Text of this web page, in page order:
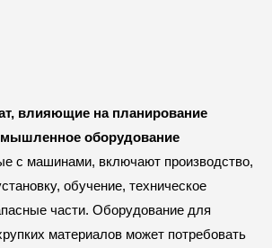
влияющие на планирование
оборудование
с машинами, включают производство,
обучение, техническое
части. Оборудование для
материалов может потребовать